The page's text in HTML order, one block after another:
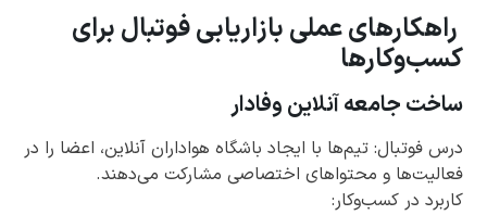
راهکارهای عملی بازاریابی فوتبال برای
کسب‌وکارها
ساخت جامعه آنلاین وفادار
درس فوتبال: تیم‌ها با ایجاد باشگاه هواداران آنلاین، اعضا را در
فعالیت‌ها و محتواهای اختصاصی مشارکت می‌دهند.
کاربرد در کسب‌وکار: